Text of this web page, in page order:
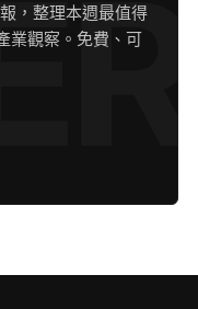
，整理本週最值得
業觀察。免費、可